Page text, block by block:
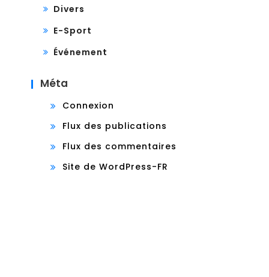
Divers
E-Sport
Événement
Méta
Connexion
Flux des publications
Flux des commentaires
Site de WordPress-FR